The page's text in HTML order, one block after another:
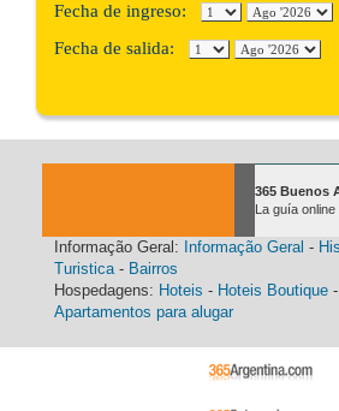
Fecha de ingreso:
Fecha de salida:
365 Buenos
La guía
Informação Geral: Informação Geral -
Turistica- Bairros
Hospedagens: Hoteis - Hoteis Boutique -
Apartamentos para alugar